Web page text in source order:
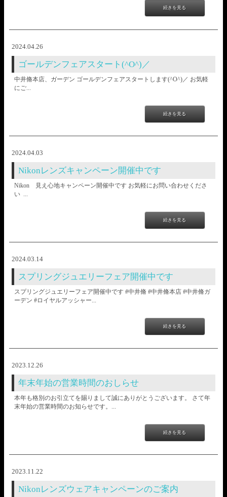
続きを見る
2024.04.26
ゴールデンフェアスタート(^O^)／
中井脩本店、ガーデン ゴールデンフェアスタートします(^O^)／ お気軽
にご...
続きを見る
2024.04.03
Nikonレンズキャンペーン開催中です
Nikon 見え心地キャンペーン開催中です お気軽にお問い合わせくださ
い ...
続きを見る
2024.03.14
スプリングジュエリーフェア開催中です
スプリングジュエリーフェア開催中です #中井脩 #中井脩本店 #中井脩ガ
ーデン #ロイヤルアッシャー...
続きを見る
2023.12.26
年末年始の営業時間のおしらせ
本年も格別のお引立てを賜りまして誠にありがとうございます。 さて年
末年始の営業時間のお知らせです。...
続きを見る
2023.11.22
Nikonレンズウェアキャンペーンのご案内